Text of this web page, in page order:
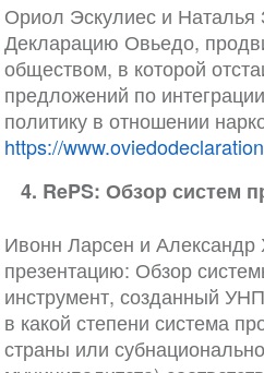
Ориол Эскулиес и Наталья
Декларацию Овьедо,
обществом, в которой
предложений по
политику в отношении
https://
4. RePS: Обзор систем
Ивонн Ларсен и Александр
презентацию: Обзор
инструмент, созданный
в какой степени система
страны или